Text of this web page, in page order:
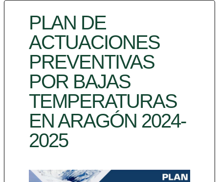
PLAN DE
ACTUACIONES
PREVENTIVAS
POR BAJAS
TEMPERATURAS
EN ARAGÓN 2024-
2025